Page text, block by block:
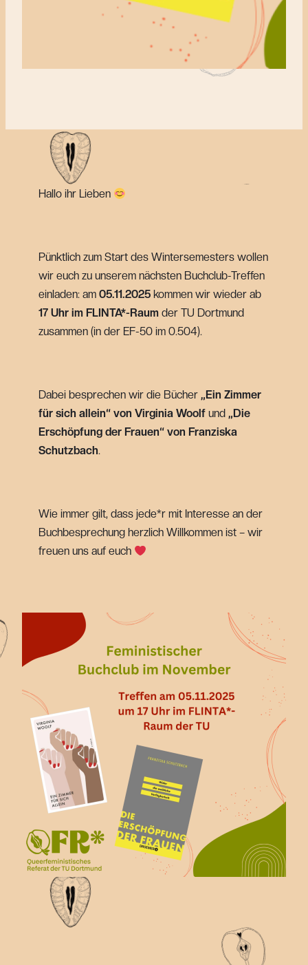
Hallo ihr Lieben
Pünktlich zum Start des Wintersemesters wollen
wir euch zu unserem nächsten Buchclub-Treffen
einladen: am 05.11.2025 kommen wir wieder ab
17 Uhr im FLINTA*-Raum der TU Dortmund
zusammen (in der EF-50 im 0.504).
Dabei besprechen wir die Bücher „Ein Zimmer
für sich allein“ von Virginia Woolf und „Die
Erschöpfung der Frauen“ von Franziska
Schutzbach.
Wie immer gilt, dass jede*r mit Interesse an der
Buchbesprechung herzlich Willkommen ist – wir
freuen uns auf euch